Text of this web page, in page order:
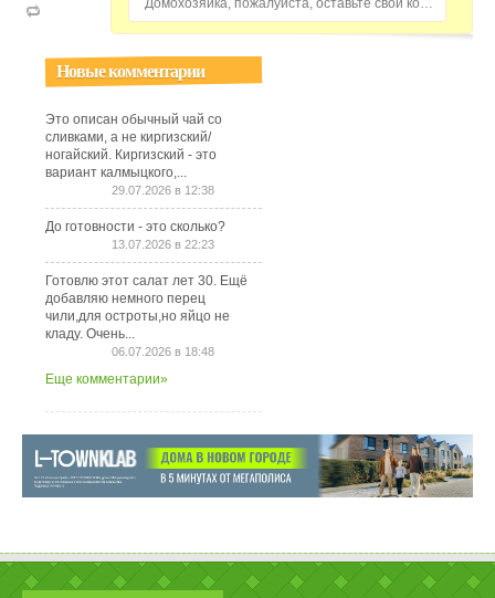
Домохозяйка, пожалуйста, оставьте свой комментарий...
Новые комментарии
Это описан обычный чай со
сливками, а не киргизский/
ногайский. Киргизский - это
вариант калмыцкого,...
29.07.2026 в 12:38
До готовности - это сколько?
13.07.2026 в 22:23
Готовлю этот салат лет 30. Ещё
добавляю немного перец
чили,для остроты,но яйцо не
кладу. Очень...
06.07.2026 в 18:48
Еще комментарии»